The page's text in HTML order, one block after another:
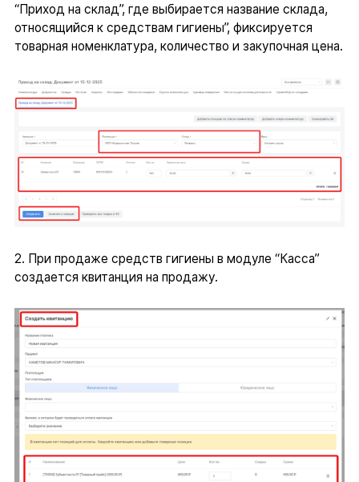
“Приход на склад”, где выбирается название склада,
относящийся к средствам гигиены”, фиксируется
товарная номенклатура, количество и закупочная цена.
2. При продаже средств гигиены в модуле “Касса”
создается квитанция на продажу.